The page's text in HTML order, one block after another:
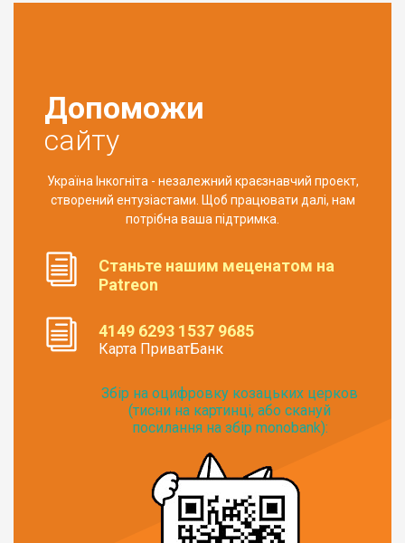
Допоможи
сайту
Україна Інкогніта - незалежний краєзнавчий проект,
створений ентузіастами. Щоб працювати далі, нам
потрібна ваша підтримка.
Станьте нашим меценатом на
Patreon
4149 6293 1537 9685
Карта ПриватБанк
Збір на оцифровку козацьких церков
(тисни на картинці, або скануй
посилання на збір monobank):